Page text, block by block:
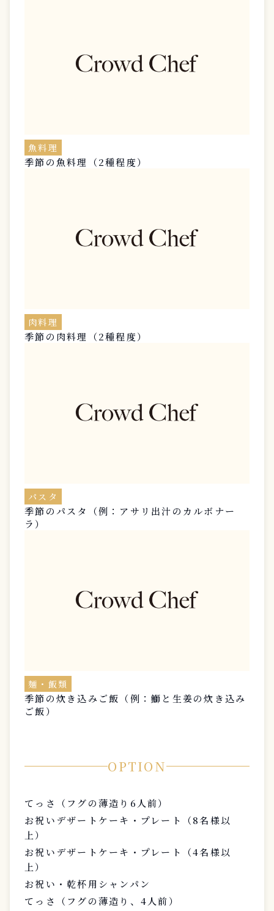
魚料理
季節の魚料理（2種程度）
肉料理
季節の肉料理（2種程度）
パスタ
季節のパスタ（例：アサリ出汁のカルボナー
ラ）
麺・飯類
季節の炊き込みご飯（例：鰤と生姜の炊き込み
ご飯）
OPTION
てっさ（フグの薄造り6人前）
お祝いデザートケーキ・プレート（8名様以
上）
お祝いデザートケーキ・プレート（4名様以
上）
お祝い・乾杯用シャンパン
てっさ（フグの薄造り、4人前）